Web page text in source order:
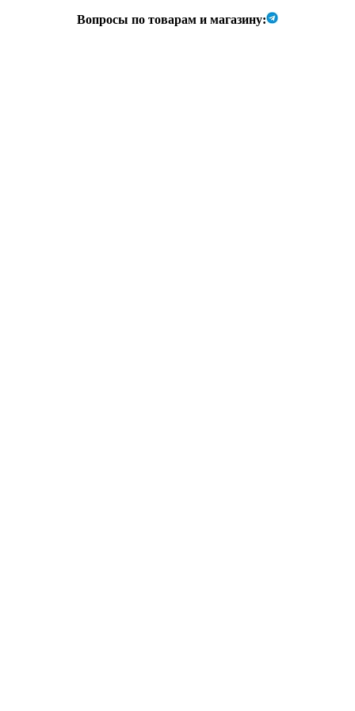
Вопросы по товарам и магазину: